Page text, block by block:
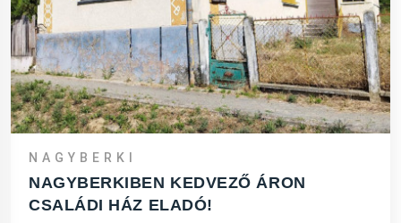
NAGYBERKI
NAGYBERKIBEN KEDVEZŐ ÁRON
CSALÁDI HÁZ ELADÓ!